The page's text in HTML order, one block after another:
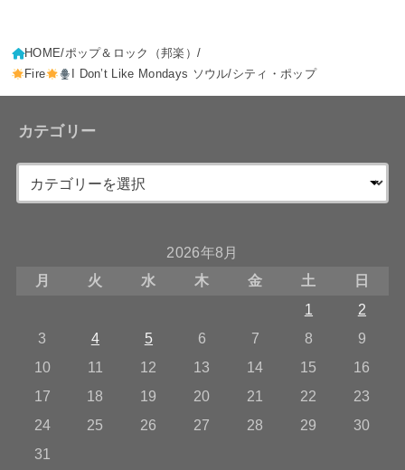
HOME ポップ＆ロック（邦楽）
Fire
I Don’t Like Mondays ソウル/シティ・ポップ
カテゴリー
2026年8月
月
火 水 木 金 土
日
1
2
3
4 5 6 7 8
9
10
11 12 13 14 15
16
17
18 19 20 21 22
23
24
25 26 27 28 29
30
31